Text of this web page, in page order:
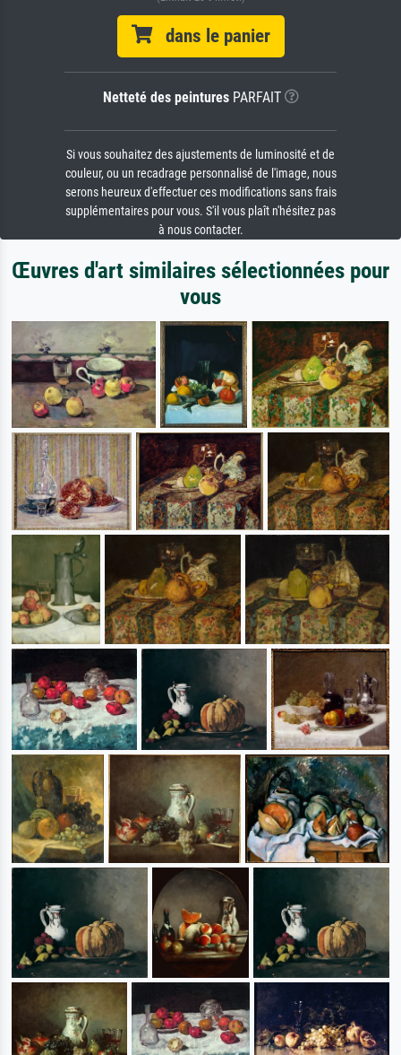
dans le panier
Netteté des peinturesPARFAIT
Si vous souhaitez des ajustements de luminosité et de
couleur, ou un recadrage personnalisé de l'image, nous
serons heureux d'effectuer ces modifications sans frais
supplémentaires pour vous. S'il vous plaît n'hésitez pas
à nous contacter.
Œuvres d'art similaires sélectionnées pour
vous